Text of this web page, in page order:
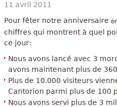
11 avril 2011
Pour fêter notre anniversaire
chiffres qui montrent à quel
ce jour:
Nous avons lancé avec 3
avons maintenant plus de
Plus de 10.000 visiteurs
Cantorion parmi plus de 100
Nous avons servi plus de 3